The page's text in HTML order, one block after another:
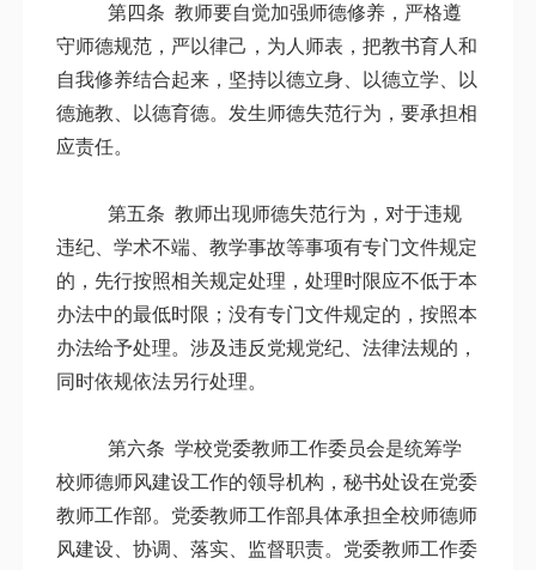
第四条 教师要自觉加强师德修养，严格遵
守师德规范，严以律己，为人师表，把教书育人和
自我修养结合起来，坚持以德立身、以德立学、以
德施教、以德育德。发生师德失范行为，要承担相
应责任。
第五条 教师出现师德失范行为，对于违规
违纪、学术不端、教学事故等事项有专门文件规定
的，先行按照相关规定处理，处理时限应不低于本
办法中的最低时限；没有专门文件规定的，按照本
办法给予处理。涉及违反党规党纪、法律法规的，
同时依规依法另行处理。
第六条 学校党委教师工作委员会是统筹学
校师德师风建设工作的领导机构，秘书处设在党委
教师工作部。党委教师工作部具体承担全校师德师
风建设、协调、落实、监督职责。党委教师工作委